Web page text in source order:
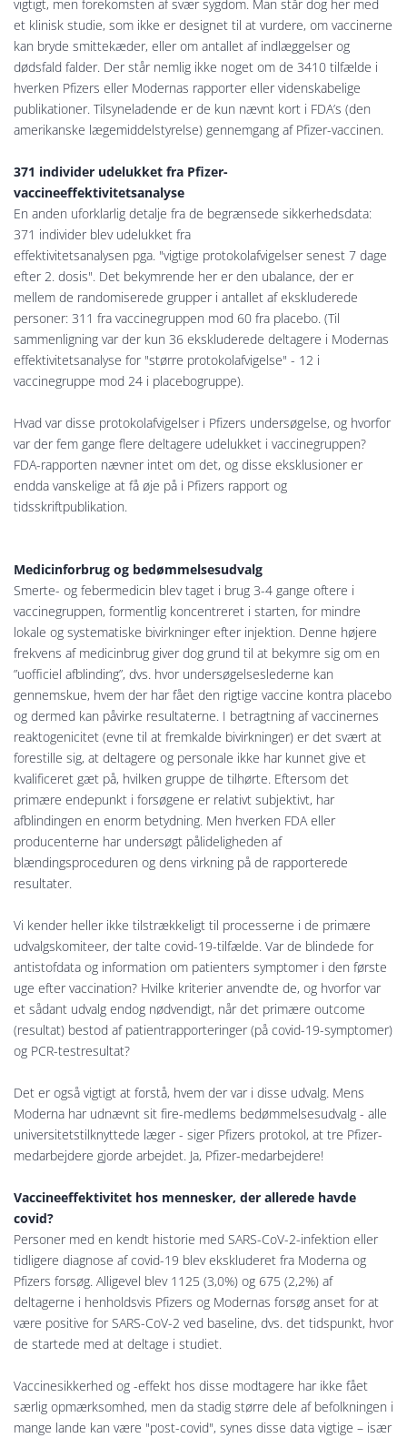
vigtigt, men forekomsten af ​​svær sygdom. Man står dog her med
et klinisk studie, som ikke er designet til at vurdere, om vaccinerne
kan bryde smittekæder, eller om antallet af indlæggelser og
dødsfald falder. Der står nemlig ikke noget om de 3410 tilfælde i
hverken Pfizers eller Modernas rapporter eller videnskabelige
publikationer. Tilsyneladende er de kun nævnt kort i FDA’s (den
amerikanske lægemiddelstyrelse) gennemgang af Pfizer-vaccinen.
371 individer udelukket fra Pfizer-
vaccineeffektivitetsanalyse
En anden uforklarlig detalje fra de begrænsede sikkerhedsdata:
371 individer blev udelukket fra
effektivitetsanalysen pga. "vigtige protokolafvigelser senest 7 dage
efter 2. dosis". Det bekymrende her er den ubalance, der er
mellem de randomiserede grupper i antallet af ekskluderede
personer: 311 fra vaccinegruppen mod 60 fra placebo. (Til
sammenligning var der kun 36 ekskluderede deltagere i Modernas
effektivitetsanalyse for "større protokolafvigelse" - 12 i
vaccinegruppe mod 24 i placebogruppe).
Hvad var disse protokolafvigelser i Pfizers undersøgelse, og hvorfor
var der fem gange flere deltagere udelukket i vaccinegruppen?
FDA-rapporten nævner intet om det, og disse eksklusioner er
endda vanskelige at få øje på i Pfizers rapport og
tidsskriftpublikation.
Medicinforbrug og bedømmelsesudvalg
Smerte- og febermedicin blev taget i brug 3-4 gange oftere i
vaccinegruppen, formentlig koncentreret i starten, for mindre
lokale og systematiske bivirkninger efter injektion. Denne højere
frekvens af medicinbrug giver dog grund til at bekymre sig om en
”uofficiel afblinding”, dvs. hvor undersøgelseslederne kan
gennemskue, hvem der har fået den rigtige vaccine kontra placebo
og dermed kan påvirke resultaterne. I betragtning af vaccinernes
reaktogenicitet (evne til at fremkalde bivirkninger) er det svært at
forestille sig, at deltagere og personale ikke har kunnet give et
kvalificeret gæt på, hvilken gruppe de tilhørte. Eftersom det
primære endepunkt i forsøgene er relativt subjektivt, har
afblindingen en enorm betydning. Men hverken FDA eller
producenterne har undersøgt pålideligheden af
blændingsproceduren og dens virkning på de rapporterede
resultater.
Vi kender heller ikke tilstrækkeligt til processerne i de primære
udvalgskomiteer, der talte covid-19-tilfælde. Var de blindede for
antistofdata og information om patienters symptomer i den første
uge efter vaccination? Hvilke kriterier anvendte de, og hvorfor var
et sådant udvalg endog nødvendigt, når det primære outcome
(resultat) bestod af patientrapporteringer (på covid-19-symptomer)
og PCR-testresultat?
Det er også vigtigt at forstå, hvem der var i disse udvalg. Mens
Moderna har udnævnt sit fire-medlems bedømmelsesudvalg - alle
universitetstilknyttede læger - siger Pfizers protokol, at tre Pfizer-
medarbejdere gjorde arbejdet. Ja, Pfizer-medarbejdere!
Vaccineeffektivitet hos mennesker, der allerede havde
covid?
Personer med en kendt historie med SARS-CoV-2-infektion eller
tidligere diagnose af covid-19 blev ekskluderet fra Moderna og
Pfizers forsøg. Alligevel blev 1125 (3,0%) og 675 (2,2%) af
deltagerne i henholdsvis Pfizers og Modernas forsøg anset for at
være positive for SARS-CoV-2 ved baseline, dvs. det tidspunkt, hvor
de startede med at deltage i studiet.
Vaccinesikkerhed og -effekt hos disse modtagere har ikke fået
særlig opmærksomhed, men da stadig større dele af befolkningen i
mange lande kan være "post-covid", synes disse data vigtige – især